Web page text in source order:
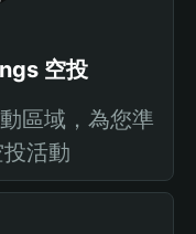
空投
區域，為您準
活動